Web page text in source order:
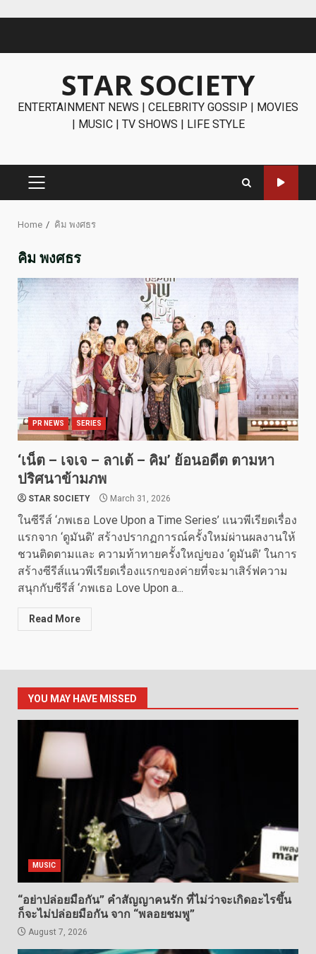
STAR SOCIETY
ENTERTAINMENT NEWS | CELEBRITY GOSSIP | MOVIES
| MUSIC | TV SHOWS | LIFE STYLE
PRIMARY
Home คิม พงศธร
คิม พงศธร
PR NEWS SERIES
‘เน็ต – เจเจ – ลาเต้ – คิม’ ย้อนอดีต ตามหา
ปริศนาข้ามภพ
STAR SOCIETY March 31, 2026
ในซีรีส์ ‘ภพเธอ Love Upon a Time Series’ แนวพีเรียดเรื่อง
แรกจาก ‘ดูมันดิ’ สร้างปรากฏการณ์ครั้งใหม่ผ่านผลงานให้
ชวนติดตามและ ความท้าทายครั้งใหญ่ของ ‘ดูมันดิ’ ในการ
สร้างซีรีส์แนวพีเรียดเรื่องแรกของค่ายที่จะมาเสิร์ฟความ
สนุกกับซีรีส์ ‘ภพเธอ Love Upon a...
Read More
YOU MAY HAVE MISSED
MUSIC
“อย่าปล่อยมือกัน” คำสัญญาคนรัก ที่ไม่ว่าจะเกิดอะไรขึ้น
ก็จะไม่ปล่อยมือกัน จาก “พลอยชมพู”
August 7, 2026